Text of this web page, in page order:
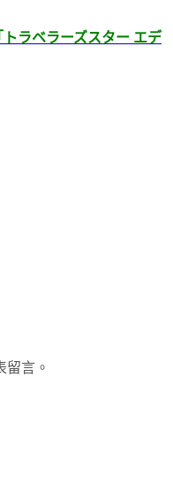
ラベラーズスター エデ
留言。